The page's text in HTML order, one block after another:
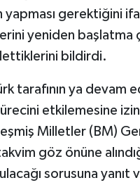
gerektiğini
yeniden başlatma
bildirdi.
tarafının ya devam
etkilemesine
Milletler (BM)
göz önüne
sorusuna